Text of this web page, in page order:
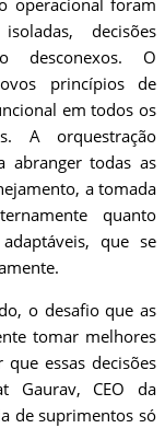
operacional foram
decisões
desconexos. O
princípios de
em todos os
A orquestração
abranger todas as
a tomada
quanto
que se
o desafio que as
tomar melhores
essas decisões
Gaurav, CEO da
de suprimentos só